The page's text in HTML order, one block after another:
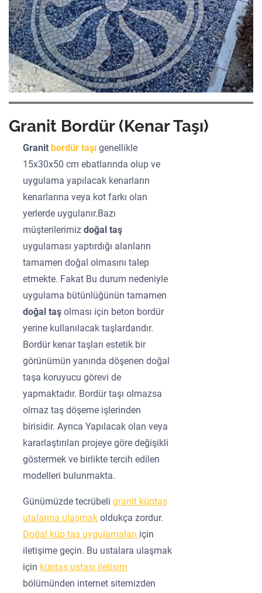
Granit Bordür (Kenar Taşı)
Granitbordür taşı genellikle
15x30x50 cm ebatlarında olup ve
uygulama yapılacak kenarların
kenarlarına veya kot farkı olan
yerlerde uygulanır.Bazı
müşterilerimizdoğal taş
uygulaması yaptırdığı alanların
tamamen doğal olmasını talep
etmekte. Fakat Bu durum nedeniyle
uygulama bütünlüğünün tamamen
doğal taşolması için beton bordür
yerine kullanılacak taşlardandır.
Bordür kenar taşları estetik bir
görünümün yanında döşenen doğal
taşa koruyucu görevi de
yapmaktadır. Bordür taşı olmazsa
olmaz taş döşeme işlerinden
birisidir. Ayrıca Yapılacak olan veya
kararlaştırılan projeye göre değişikli
göstermek ve birlikte tercih edilen
modelleri bulunmakta.
Günümüzde tecrübeligranit küptaş
utalarına ulaşmak oldukça zordur.
Doğal küp taş uygulamaları için
iletişime geçin. Bu ustalara ulaşmak
için küptaş ustası iletişim
bölümünden internet sitemizden